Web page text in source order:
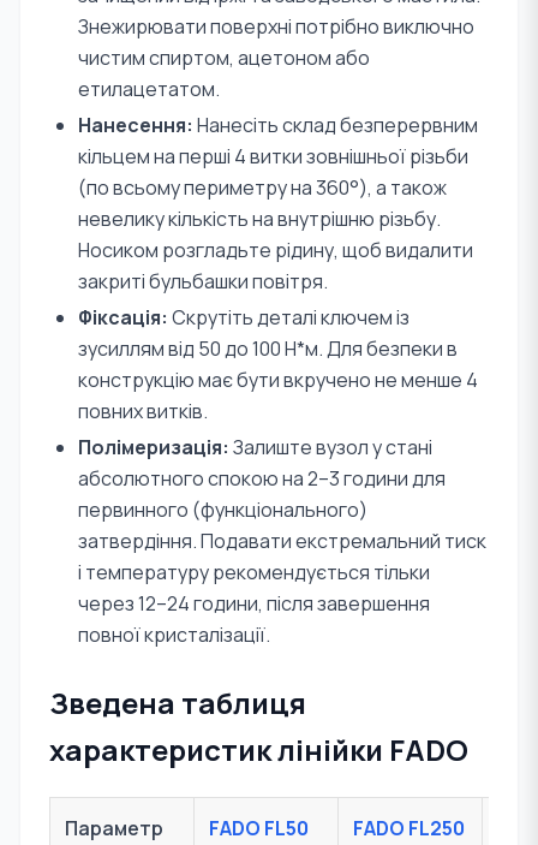
Знежирювати поверхні потрібно виключно
чистим спиртом, ацетоном або
етилацетатом.
Нанесення: Нанесіть склад безперервним
кільцем на перші 4 витки зовнішньої різьби
(по всьому периметру на 360°), а також
невелику кількість на внутрішню різьбу.
Носиком розгладьте рідину, щоб видалити
закриті бульбашки повітря.
Фіксація: Скрутіть деталі ключем із
зусиллям від 50 до 100 Н*м. Для безпеки в
конструкцію має бути вкручено не менше 4
повних витків.
Полімеризація: Залиште вузол у стані
абсолютного спокою на 2–3 години для
первинного (функціонального)
затвердіння. Подавати екстремальний тиск
і температуру рекомендується тільки
через 12–24 години, після завершення
повної кристалізації.
Зведена таблиця
характеристик лінійки FADO
Параметр FADO FL50 FADO FL250